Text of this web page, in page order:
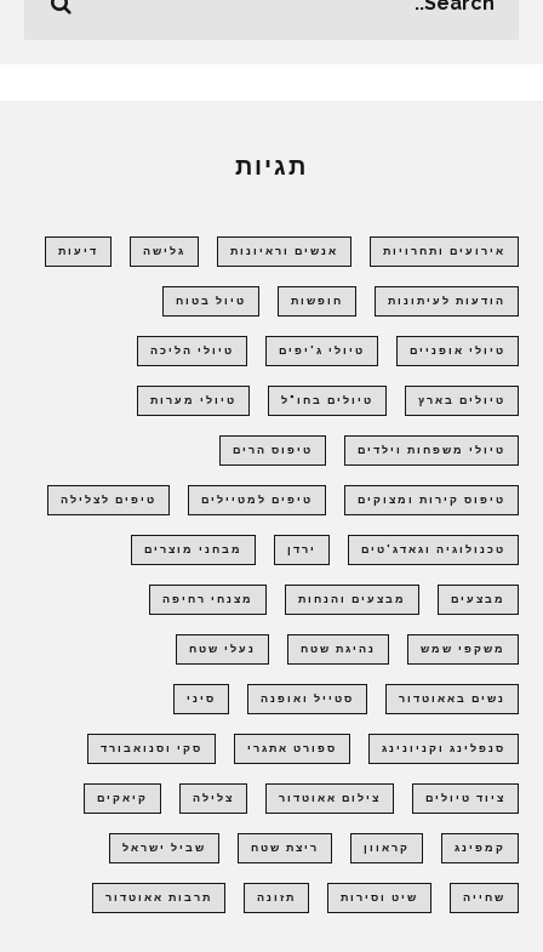
תגיות
אירועים ותחרויות אנשים וראיונות גלישה דיעות
הודעות לעיתונות חופשות טיול בטוח
טיולי אופניים טיולי ג'יפים טיולי הליכה
טיולים בארץ טיולים בחו"ל טיולי מערות
טיולי משפחות וילדים טיפוס הרים
טיפוס קירות ומצוקים טיפים למטיילים טיפים לצלילה
טכנולוגיה וגאדג'טים ירדן מבחני מוצרים
מבצעים מבצעים והנחות מצנחי רחיפה
משקפי שמש נהיגת שטח נעלי שטח
נשים באאוטדור סטייל ואופנה סיני
סנפלינג וקניונינג ספורט אתגרי סקי וסנואבורד
ציוד טיולים צילום אאוטדור צלילה קיאקים
קמפינג קראוון ריצת שטח שביל ישראל
שחייה שיט וסירות תזונה תרבות אאוטדור